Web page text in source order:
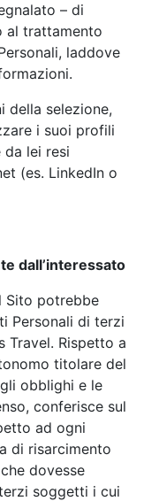
– di
al trattamento
laddove
della selezione,
i suoi profili
lei resi
(es. LinkedIn o
dall’interessato
Sito potrebbe
Personali di terzi
Travel. Rispetto a
titolare del
obblighi e le
conferisce sul
ad ogni
di risarcimento
dovesse
soggetti i cui